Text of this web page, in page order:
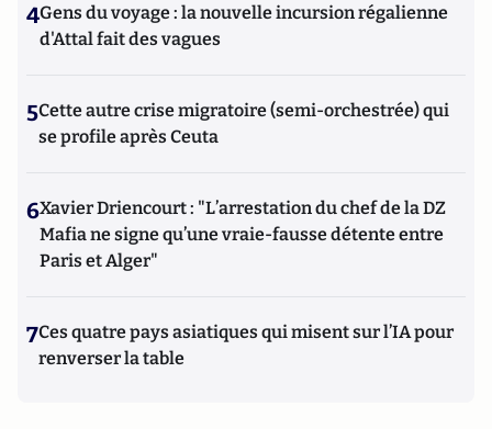
4Gens du voyage : la nouvelle incursion régalienne
d'Attal fait des vagues
5Cette autre crise migratoire (semi-orchestrée) qui
se profile après Ceuta
6Xavier Driencourt : "L’arrestation du chef de la DZ
Mafia ne signe qu’une vraie-fausse détente entre
Paris et Alger"
7Ces quatre pays asiatiques qui misent sur l’IA pour
renverser la table